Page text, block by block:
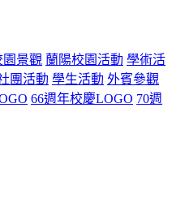
園景觀 蘭陽校園活動 學術活
團活動 學生活動 外賓參觀
66週年校慶LOGO 70週